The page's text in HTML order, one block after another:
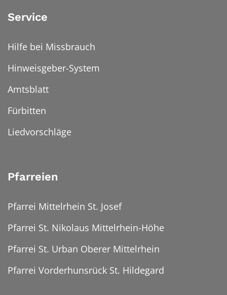
Service
Hilfe bei Missbrauch
Hinweisgeber-System
Amtsblatt
Fürbitten
Liedvorschläge
Pfarreien
Pfarrei Mittelrhein St. Josef
Pfarrei St. Nikolaus Mittelrhein-Höhe
Pfarrei St. Urban Oberer Mittelrhein
Pfarrei Vorderhunsrück St. Hildegard